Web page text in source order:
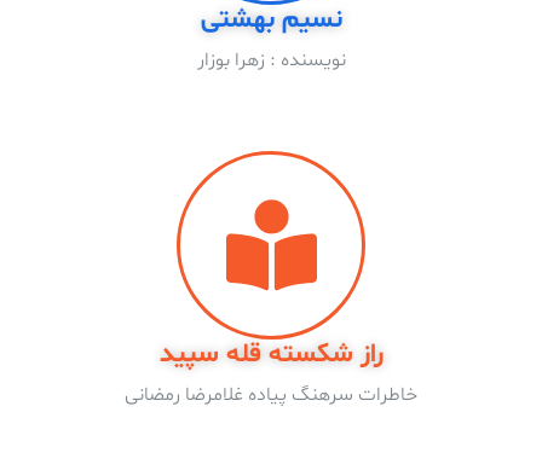
نسیم بهشتی
نویسنده : زهرا بوزار
راز شکسته قله سپید
خاطرات سرهنگ پیاده غلامرضا رمضانی